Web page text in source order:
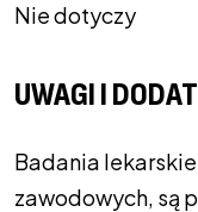
Nie dotyczy
UWAGI I
Badania
zawodowych, są